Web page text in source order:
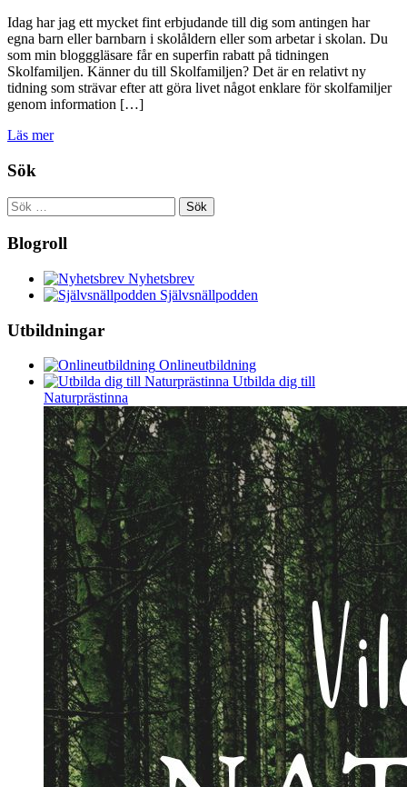
Idag har jag ett mycket fint erbjudande till dig som antingen har
egna barn eller barnbarn i skolåldern eller som arbetar i skolan. Du
som min blogggläsare får en superfin rabatt på tidningen
Skolfamiljen. Känner du till Skolfamiljen? Det är en relativt ny
tidning som strävar efter att göra livet något enklare för skolfamiljer
genom information […]
Läs mer
Sök
Sök
efter:
Blogroll
Nyhetsbrev
Självsnällpodden
Utbildningar
Onlineutbildning
Utbilda dig till
Naturprästinna